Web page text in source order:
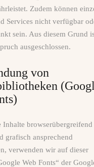
Zudem können
Services nicht verfügbar
sein. Aus diesem Grund
ausgeschlossen.
von
Inhalte browserübergreifend
grafisch ansprechend
verwenden wir auf dieser
Web Fonts“ der